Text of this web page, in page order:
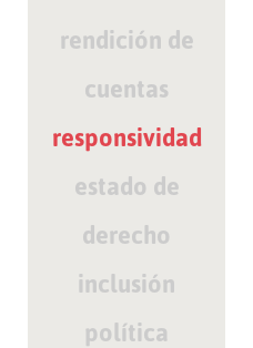
rendición de
cuentas
responsividad
estado de
derecho
inclusión
política